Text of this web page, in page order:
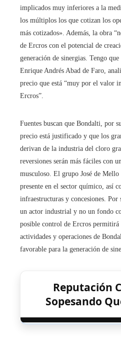
implicados muy inferiores a la
los múltiplos los que cotizan los
más cotizados». Además, la obra
de Ercros con el potencial de
generación de sinergias. Tengo
Enrique Andrés Abad de Faro,
precio que está “muy por el valor
Ercros”.
Fuentes buscan que Bondalti, por
precio está justificado y que los
derivan de la industria del cloro
reversiones serán más fáciles con
musculoso. El grupo José de
presente en el sector químico, así
infraestructuras y concesiones. Por
un actor industrial y no un fondo
posible control de Ercros permitirá
actividades y operaciones de
favorable para la generación de
Reputación
Sopesando